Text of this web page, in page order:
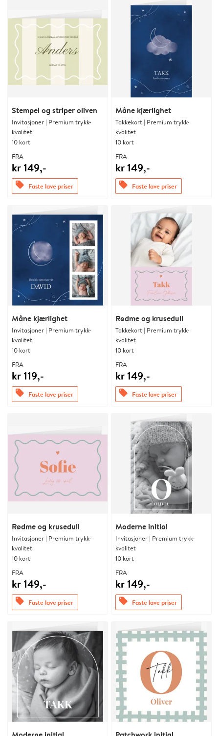
Stempel og striper oliven
Invitasjoner | Premium trykk-
kvalitet
10 kort
FRA
kr 149,-
offers Faste lave priser
Måne kjærlighet
Takkekort | Premium trykk-
kvalitet
10 kort
FRA
kr 149,-
offers Faste lave priser
Måne kjærlighet
Invitasjoner | Premium trykk-
kvalitet
10 kort
FRA
kr 119,-
offers Faste lave priser
Rødme og krusedull
Takkekort | Premium trykk-
kvalitet
10 kort
FRA
kr 149,-
offers Faste lave priser
Rødme og krusedull
Invitasjoner | Premium trykk-
kvalitet
10 kort
FRA
kr 149,-
offers Faste lave priser
Moderne initial
Invitasjoner | Premium trykk-
kvalitet
10 kort
FRA
kr 149,-
offers Faste lave priser